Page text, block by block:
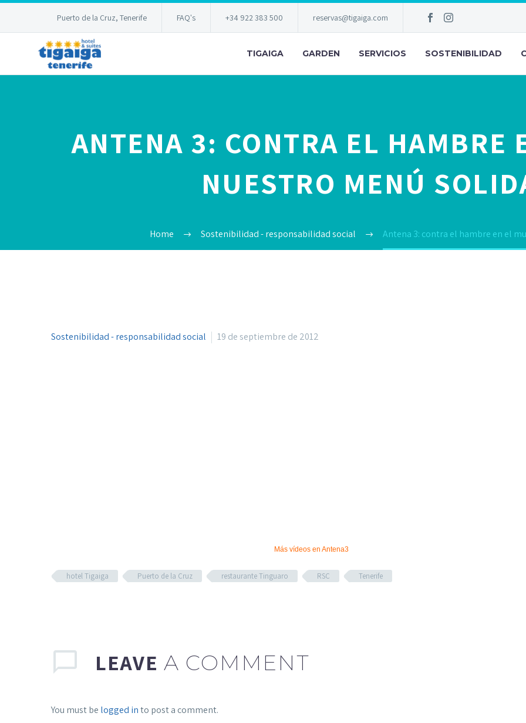
Puerto de la Cruz, Tenerife FAQ's +34 922 383 500 reservas@tigaiga.com
TIGAIGA GARDEN SERVICIOS SOSTENIBILIDAD
ANTENA 3: CONTRA EL HAMBRE
NUESTRO MENÚ
Home Sostenibilidad - responsabilidad social Antena 3: contra el hambre en el
Sostenibilidad - responsabilidad social 19 de septiembre de 2012
Más vídeos en Antena3
hotel Tigaiga Puerto de la Cruz restaurante Tinguaro RSC Tenerife
LEAVE A COMMENT
You must be logged into post a comment.